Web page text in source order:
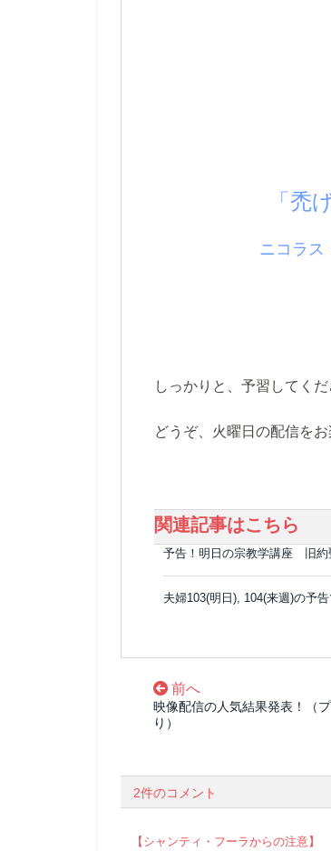
「禿
ニコラス
しっかりと、予習してくだ
どうぞ、火曜日の配信を
関連記事はこちら
予告！明日の宗教学講座 旧約
夫婦103(明日), 104(来週)の予
前へ
映像配信の人気結果発表！（
り）
2件のコメント
【シャンティ・フーラからの注意】